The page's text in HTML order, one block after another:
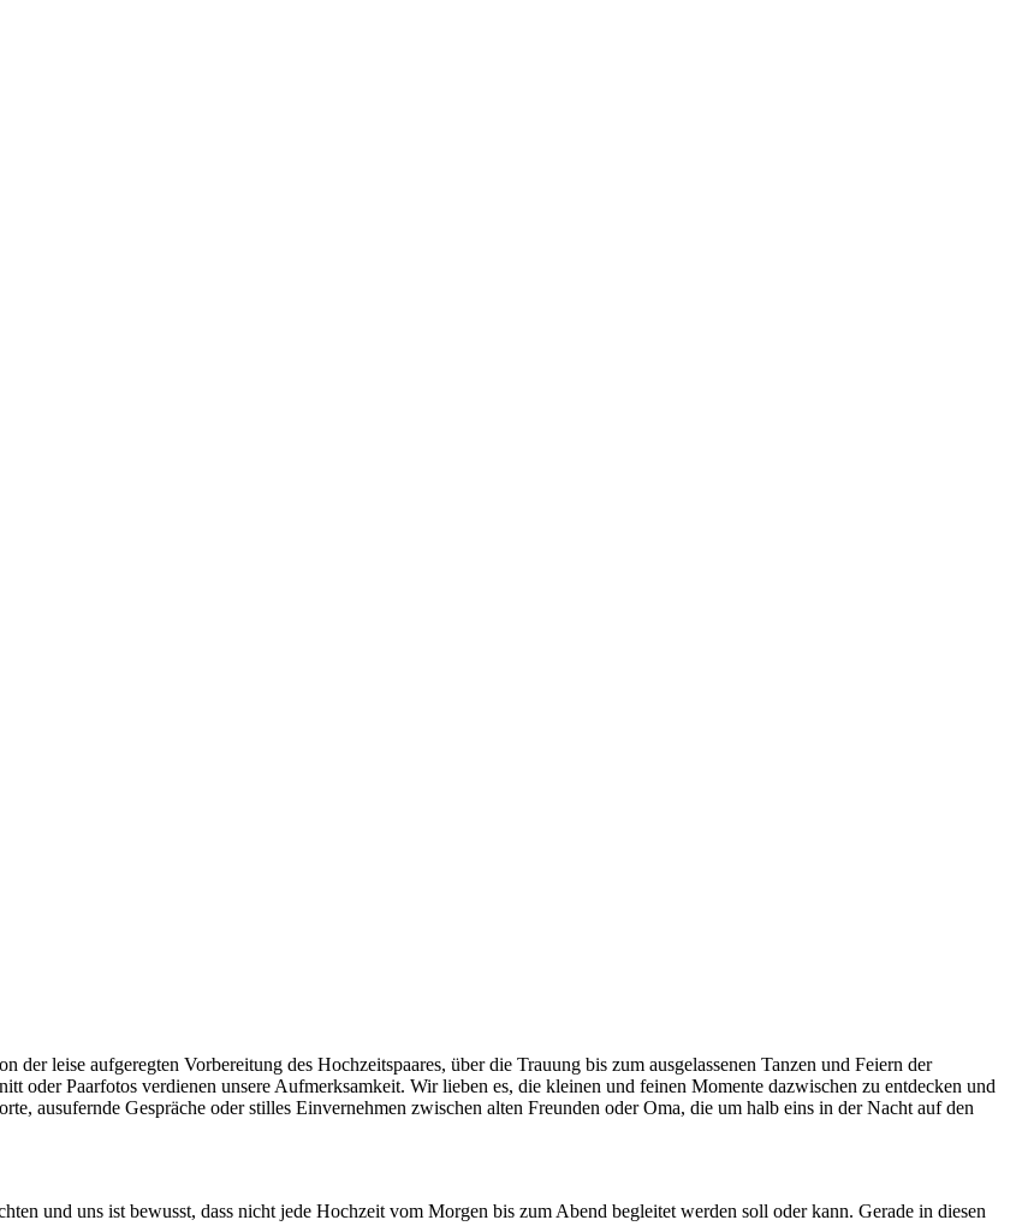
leise aufgeregten Vorbereitung des Hochzeitspaares, über die Trauung bis zum ausgelassenen Tanzen und Feiern der
oder Paarfotos verdienen unsere Aufmerksamkeit. Wir lieben es, die kleinen und feinen Momente dazwischen zu entdecken und
ausufernde Gespräche oder stilles Einvernehmen zwischen alten Freunden oder Oma, die um halb eins in der Nacht auf den
und uns ist bewusst, dass nicht jede Hochzeit vom Morgen bis zum Abend begleitet werden soll oder kann. Gerade in diesen